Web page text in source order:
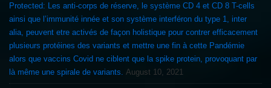
Protected: Les anti-corps de réserve, le système CD 4 et CD 8 T-cells
ainsi que l’immunité innée et son système interféron du type 1, inter
alia, peuvent etre activés de façon holistique pour contrer efficacement
plusieurs protéines des variants et mettre une fin à cette Pandémie
alors que vaccins Covid ne ciblent que la spike protein, provoquant par
là même une spirale de variants.
August 10, 2021